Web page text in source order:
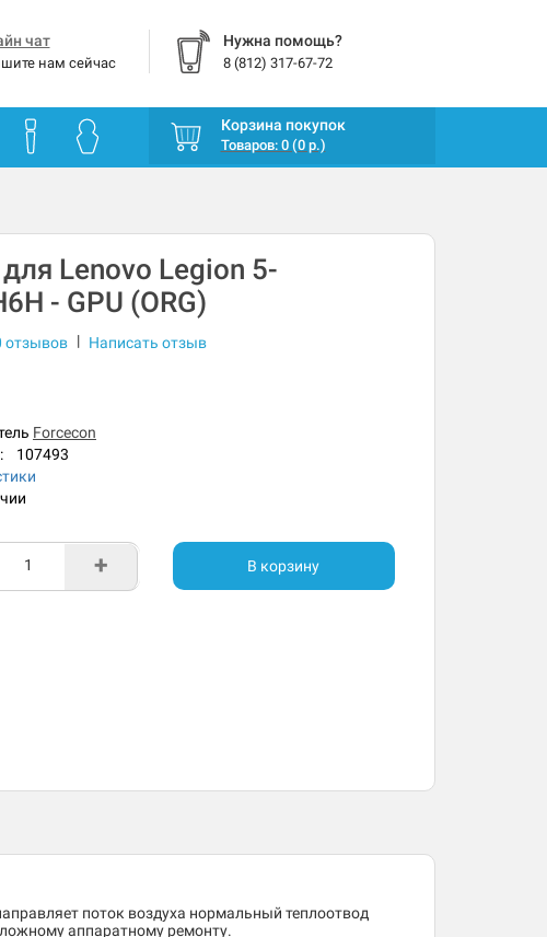
чат
нам сейчас
Нужна помощь?
8 (812) 317-67-72
Корзина покупок
Товаров: 0 (0 р.)
Lenovo Legion 5-
- GPU (ORG)
отзывов | Написать отзыв
Forcecon
107493
+ В корзину
поток воздуха нормальный теплоотвод
аппаратному ремонту.